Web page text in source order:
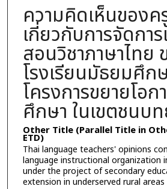
ความคิดเห็นของค
เกี่ยวกับการจัดกา
สอนวิชาภาษาไทย
โรงเรียนมัธยมศึก
โครงการขยายโอก
ศึกษา ในเขตชนบ
Other Title (Parallel Title in
ETD)
Thai language teachers' opinions
language instructional organization
under the project of secondary
extension in underserved rural areas